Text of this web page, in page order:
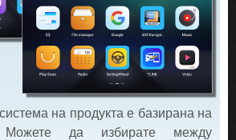
на продукта е базирана на
да избирате между